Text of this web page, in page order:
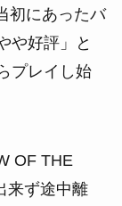
初にあったバ
や好評」と
プレイし始
OF THE
来ず途中離